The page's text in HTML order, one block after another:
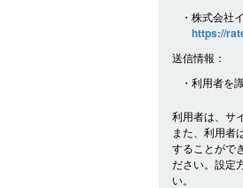
・株式会社
https://
送信情報：
・利用者を
利用者は、サ
また、利用者
することがで
ださい。設定
い。